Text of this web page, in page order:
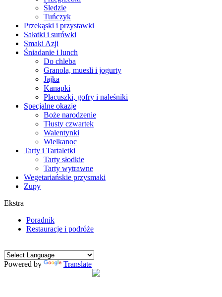
Śledzie
Tuńczyk
Przekąski i przystawki
Sałatki i surówki
Smaki Azji
Śniadanie i lunch
Do chleba
Granola, muesli i jogurty
Jajka
Kanapki
Placuszki, gofry i naleśniki
Specjalne okazje
Boże narodzenie
Tłusty czwartek
Walentynki
Wielkanoc
Tarty i Tartaletki
Tarty słodkie
Tarty wytrawne
Wegetariańskie przysmaki
Zupy
Ekstra
Poradnik
Restauracje i podróże
Powered by Translate